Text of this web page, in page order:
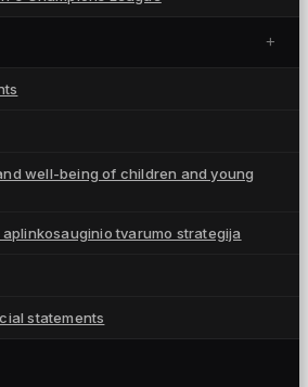
well-being of children and young
tvarumo strategija
statements
Daškus
Norvilas